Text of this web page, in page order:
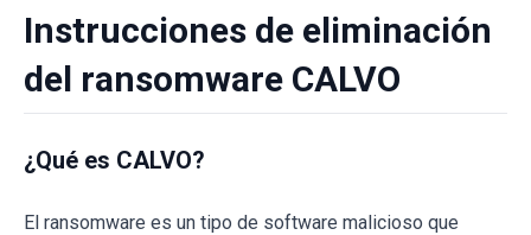
Instrucciones de eliminación
del ransomware CALVO
¿Qué es CALVO?
El ransomware es un tipo de software malicioso que